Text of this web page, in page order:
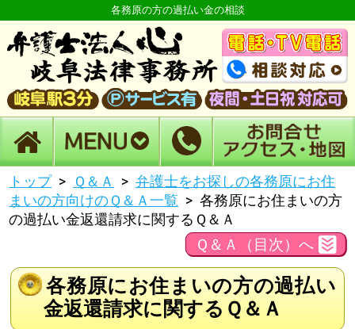
各務原の方の過払い金の相談
トップ Ｑ＆Ａ
弁護士をお探しの各務原にお住
まいの方向けのＱ＆Ａ一覧
各務原にお住まいの方
の過払い金返還請求に関するＱ＆Ａ
Ｑ＆Ａ（目次）へ
各務原にお住まいの方の過払い
金返還請求に関するＱ＆Ａ